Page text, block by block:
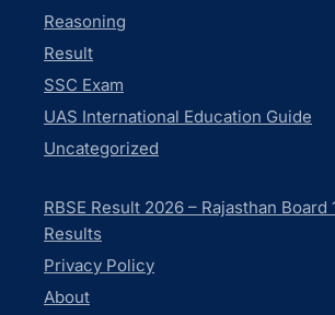
Reasoning
Result
SSC Exam
UAS International Education Guide
Uncategorized
RBSE Result 2026 – Rajasthan Board
Results
Privacy Policy
About